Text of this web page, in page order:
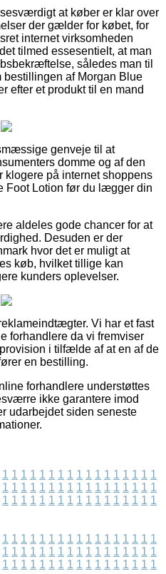
at køber er klar over
der gælder for købet, for
internet virksomheden
tilmed essesentielt, at man
således man til
af Morgan Blue
efter et produkt til en mand
genveje til at
domme og af den
klogere på internet shoppens
Foot Lotion før du lægger din
aldeles gode chancer for at
Desuden er der
hvor det er muligt at
køb, hvilket tillige kan
kunders oplevelser.
Vi har et fast
forhandlere da vi fremviser
i tilfælde af at en af de
en bestilling.
forhandlere understøttes
ikke garantere imod
udarbejdet siden seneste
1 1 1 1 1 1 1 1 1 1 1 1 1 1 1 1 1
1 1 1 1 1 1 1 1 1 1 1 1 1 1 1 1 1
1 1 1 1 1 1 1 1 1 1 1 1 1 1 1 1 1
1 1 1 1 1 1 1 1 1 1 1 1 1 1 1 1 1
1 1 1 1 1 1 1 1 1 1 1 1 1 1 1 1 1
1 1 1 1 1 1 1 1 1 1 1 1 1 1 1 1 1